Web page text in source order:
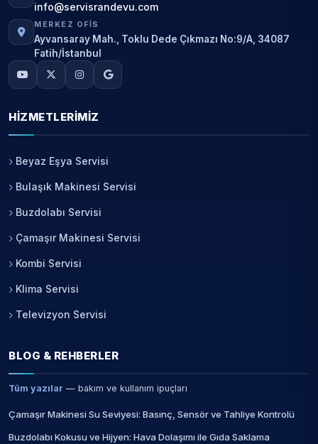
info@servisrandevu.com
MERKEZ OFIS
Ayvansaray Mah., Toklu Dede Çıkmazı No:9/A, 34087
Fatih/İstanbul
HIZMETLERIMIZ
Beyaz Eşya Servisi
Bulaşık Makinesi Servisi
Buzdolabı Servisi
Çamaşır Makinesi Servisi
Kombi Servisi
Klima Servisi
Televizyon Servisi
BLOG & REHBERLER
Tüm yazılar — bakım ve kullanım ipuçları
Çamaşır Makinesi Su Seviyesi: Basınç, Sensör ve Tahliye Kontrolü
Buzdolabı Kokusu ve Hijyen: Hava Dolaşımı ile Gıda Saklama